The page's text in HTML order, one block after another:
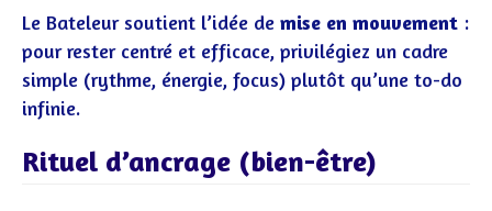
Le Bateleur soutient l’idée de mise en mouvement :
pour rester centré et efficace, privilégiez un cadre
simple (rythme, énergie, focus) plutôt qu’une to-do
infinie.
Rituel d’ancrage (bien-être)